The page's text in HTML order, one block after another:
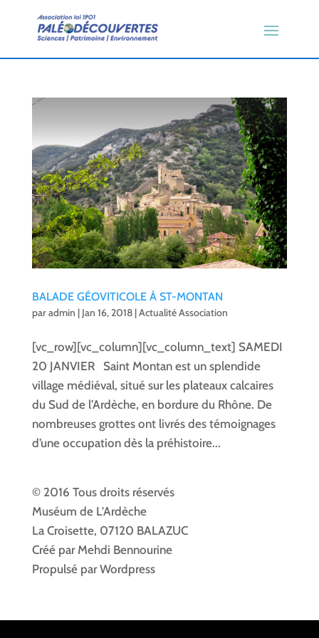
BALADE GÉOVITICOLE Á ST-MONTAN
paradmin | Jan 16, 2018|Actualité Association
[vc_row][vc_column][vc_column_text] SAMEDI
20 JANVIER Saint Montan est un splendide
village médiéval, situé sur les plateaux calcaires
du Sud de l’Ardèche, en bordure du Rhône. De
nombreuses grottes ont livrés des témoignages
d’une occupation dès la préhistoire...
© 2016 Tous droits réservés
Muséum de L'Ardèche
La Croisette, 07120 BALAZUC
Créé par Mehdi Bennourine
Propulsé par Wordpress